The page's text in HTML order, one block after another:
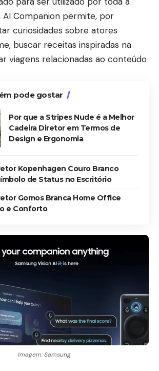
AI Companion permite, por
curiosidades sobre atores
buscar receitas inspiradas na
viagens relacionadas ao conteúdo
pode gostar
Por que a Stripes Nude é a Melhor
Cadeira Diretor em Termos de
Design e Ergonomia
Kopenhagen Couro Branco
de Status no Escritório
Gomos Branca Home Office
e Conforto
Imagem: Samsung